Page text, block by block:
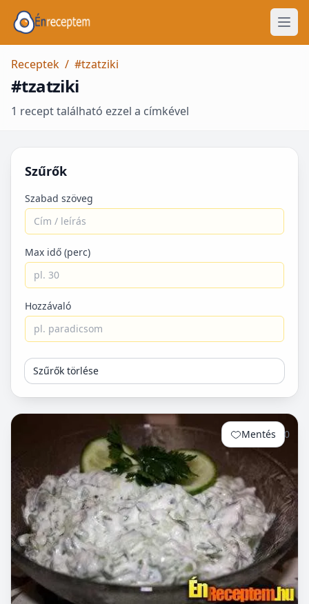
Receptek / #tzatziki
#tzatziki
1 recept található ezzel a címkével
Szűrők
Szabad szöveg
Max idő (perc)
Hozzávaló
Szűrők törlése
Mentés 0